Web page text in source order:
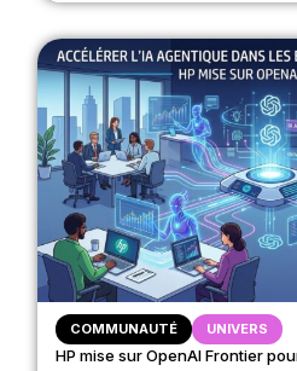
COMMUNAUTÉ UNIVERS
HP mise sur OpenAI Frontier